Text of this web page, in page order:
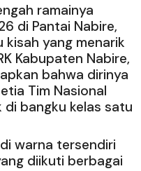
ramainya
di Pantai Nabire,
kisah yang menarik
Kabupaten Nabire,
bahwa dirinya
Tim Nasional
di bangku kelas satu
warna tersendiri
diikuti berbagai